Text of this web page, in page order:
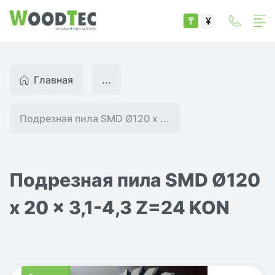
₸ ¥
Главная
Подрезная пила SMD Ø120 x ...
...
Подрезная пила SMD Ø120
x 20 x 3,1-4,3 Z=24 KON